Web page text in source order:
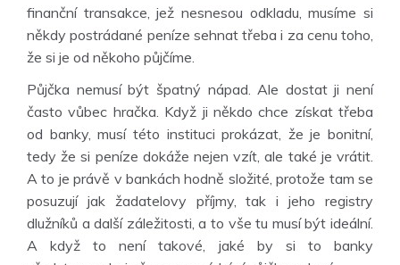
finanční transakce, jež nesnesou odkladu, musíme si
někdy postrádané peníze sehnat třeba i za cenu toho,
že si je od někoho půjčíme.
Půjčka nemusí být špatný nápad. Ale dostat ji není
často vůbec hračka. Když ji někdo chce získat třeba
od banky, musí této instituci prokázat, že je bonitní,
tedy že si peníze dokáže nejen vzít, ale také je vrátit.
A to je právě v bankách hodně složité, protože tam se
posuzují jak žadatelovy příjmy, tak i jeho registry
dlužníků a další záležitosti, a to vše tu musí být ideální.
A když to není takové, jaké by si to banky